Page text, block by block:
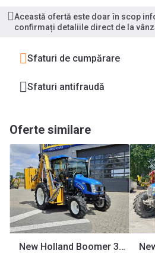
Această ofertă este doar în scop
confirmați detaliile direct de la
Sfaturi de cumpărare
Sfaturi antifraudă
Oferte similare
New Holland Boomer 3050 met Bos Maaiarm